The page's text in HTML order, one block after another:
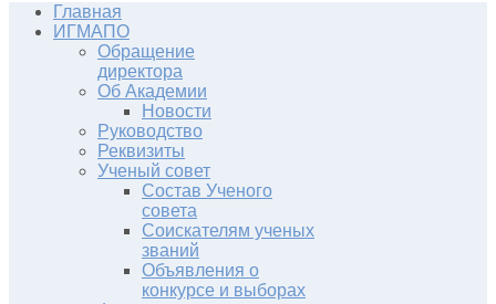
Главная
ИГМАПО
Обращение
директора
Об Академии
Новости
Руководство
Реквизиты
Ученый совет
Состав Ученого
совета
Соискателям ученых
званий
Объявления о
конкурсе и выборах